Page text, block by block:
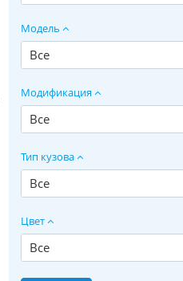
Модель
Все
Модификация
Все
Тип кузова
Все
Цвет
Все